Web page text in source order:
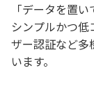
「データを置
シンプルかつ低
ザー認証など多
います。